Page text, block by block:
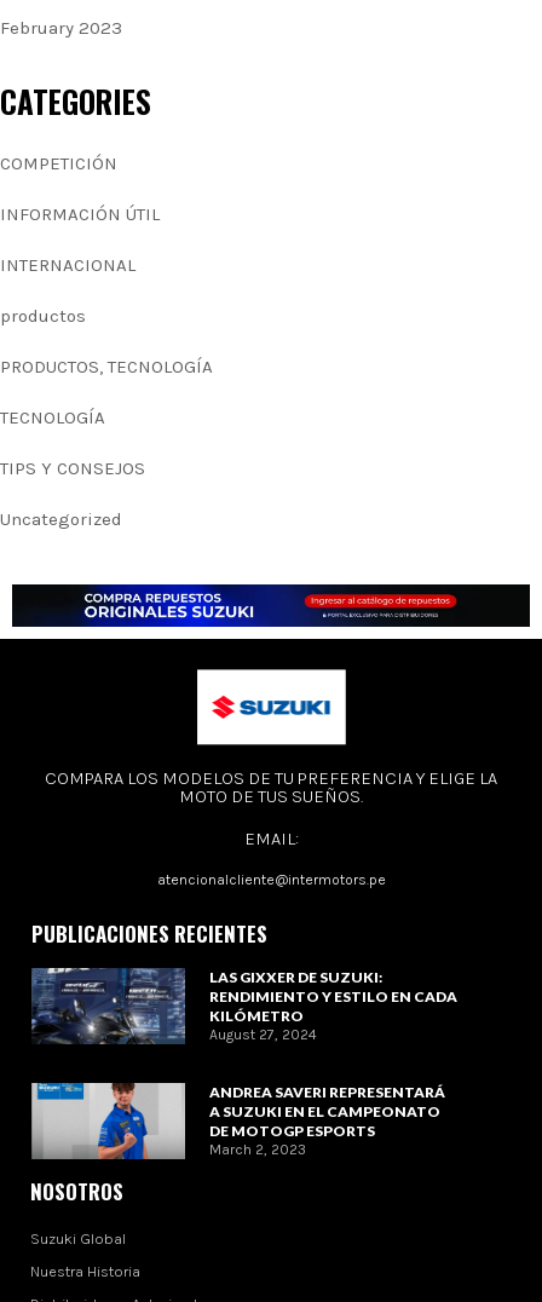
February 2023
CATEGORIES
COMPETICIÓN
INFORMACIÓN ÚTIL
INTERNACIONAL
productos
PRODUCTOS, TECNOLOGÍA
TECNOLOGÍA
TIPS Y CONSEJOS
Uncategorized
COMPARA LOS MODELOS DE TU PREFERENCIA Y ELIGE LA
MOTO DE TUS SUEÑOS.
EMAIL:
atencionalcliente@intermotors.pe
PUBLICACIONES RECIENTES
LAS GIXXER DE SUZUKI:
RENDIMIENTO Y ESTILO EN CADA
KILÓMETRO
August 27, 2024
ANDREA SAVERI REPRESENTARÁ
A SUZUKI EN EL CAMPEONATO
DE MOTOGP ESPORTS
March 2, 2023
NOSOTROS
Suzuki Global
Nuestra Historia